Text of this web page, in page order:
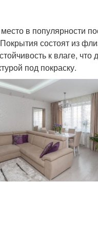
в популярности
состоят из
к влаге, что
под покраску.